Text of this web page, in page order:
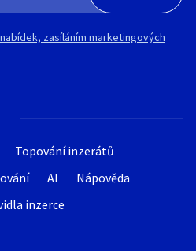
Topování inzerátů
AI
Nápověda
inzerce
zasíláním marketingových